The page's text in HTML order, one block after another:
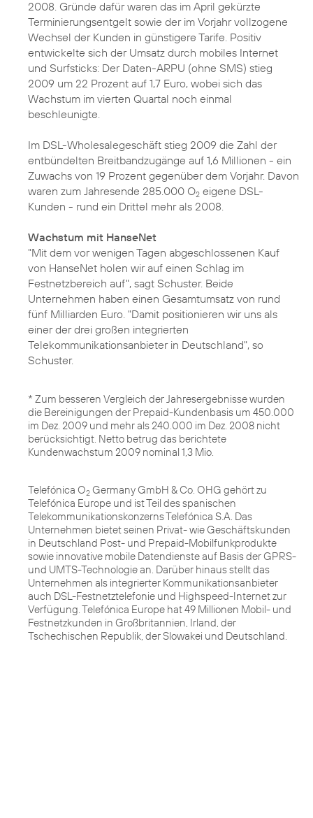
2008. Gründe dafür waren das im April gekürzte
Terminierungsentgelt sowie der im Vorjahr vollzogene
Wechsel der Kunden in günstigere Tarife. Positiv
entwickelte sich der Umsatz durch mobiles Internet
und Surfsticks: Der Daten-ARPU (ohne SMS) stieg
2009 um 22 Prozent auf 1,7 Euro, wobei sich das
Wachstum im vierten Quartal noch einmal
beschleunigte.
Im DSL-Wholesalegeschäft stieg 2009 die Zahl der
entbündelten Breitbandzugänge auf 1,6 Millionen - ein
Zuwachs von 19 Prozent gegenüber dem Vorjahr. Davon
waren zum Jahresende 285.000 O2 eigene DSL-
Kunden - rund ein Drittel mehr als 2008.
Wachstum mit HanseNet
"Mit dem vor wenigen Tagen abgeschlossenen Kauf
von HanseNet holen wir auf einen Schlag im
Festnetzbereich auf", sagt Schuster. Beide
Unternehmen haben einen Gesamtumsatz von rund
fünf Milliarden Euro. "Damit positionieren wir uns als
einer der drei großen integrierten
Telekommunikationsanbieter in Deutschland", so
Schuster.
* Zum besseren Vergleich der Jahresergebnisse wurden
die Bereinigungen der Prepaid-Kundenbasis um 450.000
im Dez. 2009 und mehr als 240.000 im Dez. 2008 nicht
berücksichtigt. Netto betrug das berichtete
Kundenwachstum 2009 nominal 1,3 Mio.
Telefónica O2 Germany GmbH & Co. OHG gehört zu
Telefónica Europe und ist Teil des spanischen
Telekommunikationskonzerns Telefónica S.A. Das
Unternehmen bietet seinen Privat- wie Geschäftskunden
in Deutschland Post- und Prepaid-Mobilfunkprodukte
sowie innovative mobile Datendienste auf Basis der GPRS-
und UMTS-Technologie an. Darüber hinaus stellt das
Unternehmen als integrierter Kommunikationsanbieter
auch DSL-Festnetztelefonie und Highspeed-Internet zur
Verfügung. Telefónica Europe hat 49 Millionen Mobil- und
Festnetzkunden in Großbritannien, Irland, der
Tschechischen Republik, der Slowakei und Deutschland.